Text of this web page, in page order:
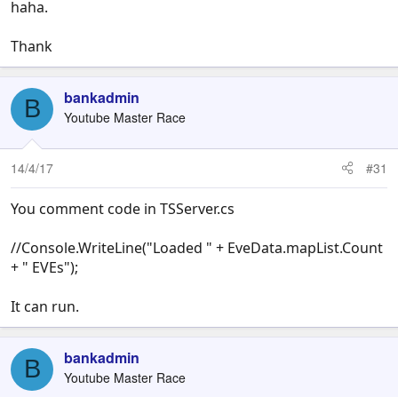
haha.
Thank
B bankadmin
Youtube Master Race
14/4/17 #31
You comment code in TSServer.cs
//Console.WriteLine("Loaded " + EveData.mapList.Count
+ " EVEs");
It can run.
B bankadmin
Youtube Master Race